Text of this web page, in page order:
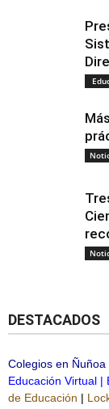
DESTACADOS
Colegios en Ñuñoa
Educación Virtual |
de Educación |